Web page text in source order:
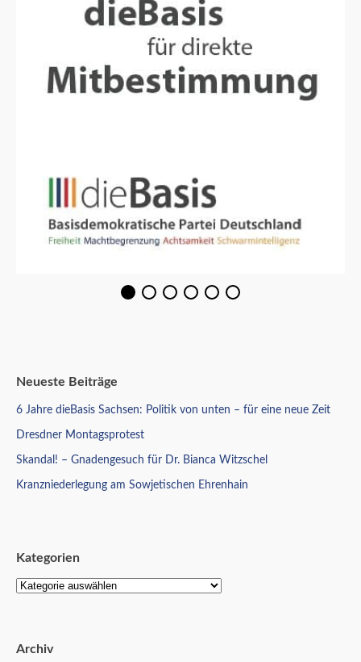
Neueste Beiträge
6 Jahre dieBasis Sachsen: Politik von unten – für eine neue Zeit
Dresdner Montagsprotest
Skandal! – Gnadengesuch für Dr. Bianca Witzschel
Kranzniederlegung am Sowjetischen Ehrenhain
Kategorien
Archiv